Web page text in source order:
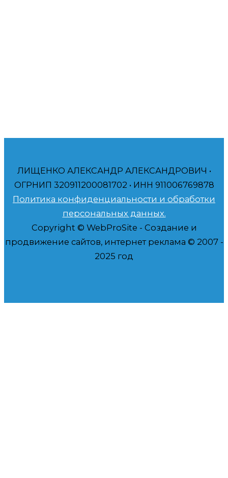
ЛИЩЕНКО АЛЕКСАНДР АЛЕКСАНДРОВИЧ •
ОГРНИП 320911200081702 • ИНН 911006769878
Политика конфиденциальности и обработки
персональных данных.
Copyright © WebProSite - Создание и
продвижение сайтов, интернет реклама © 2007 -
2025 год